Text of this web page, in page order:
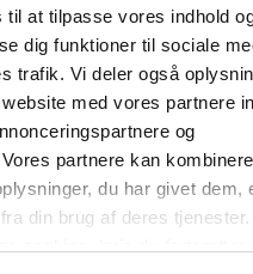
til at tilpasse vores indhold
dig funktioner til sociale
trafik. Vi deler også
med vores partnere
og
partnere kan
du har givet dem,
din brug af deres tjenester.